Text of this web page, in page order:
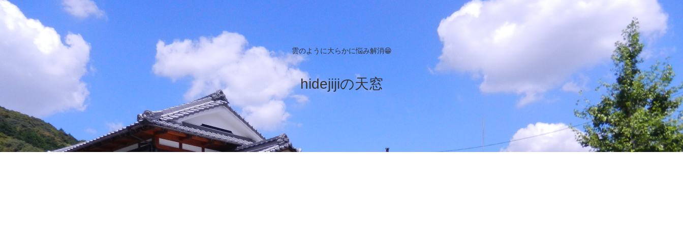
雲のように大らかに悩み解消😁
hidejijiの天窓